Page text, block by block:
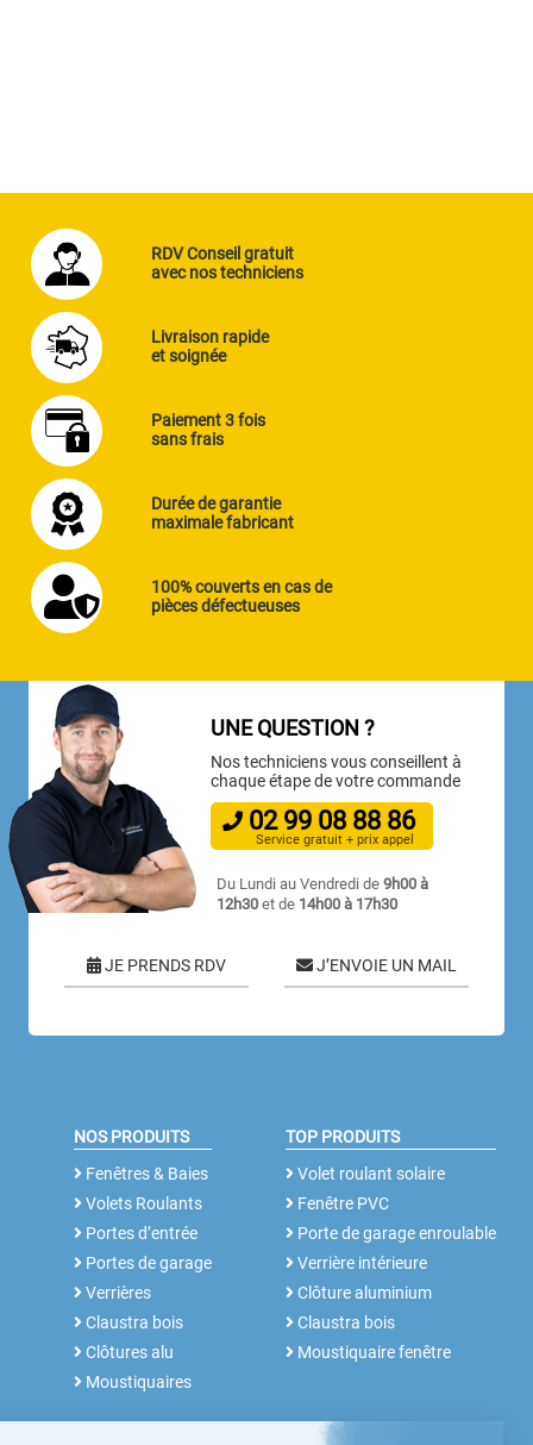
RDV Conseil gratuit
avec nos techniciens
Livraison rapide
et soignée
Paiement 3 fois
sans frais
Durée de garantie
maximale fabricant
100% couverts en cas de
pièces défectueuses
UNE QUESTION ?
Nos techniciens vous conseillent à
chaque étape de votre commande
02 99 08 88 86
Service gratuit + prix appel
Du Lundi au Vendredi de9h00 à
12h30 et de 14h00 à 17h30
JE PRENDS RDV J’ENVOIE UN MAIL
NOS PRODUITS
Fenêtres & Baies
Volets Roulants
Portes d’entrée
Portes de garage
Verrières
Claustra bois
Clôtures alu
Moustiquaires
TOP PRODUITS
Volet roulant solaire
Fenêtre PVC
Porte de garage enroulable
Verrière intérieure
Clôture aluminium
Claustra bois
Moustiquaire fenêtre